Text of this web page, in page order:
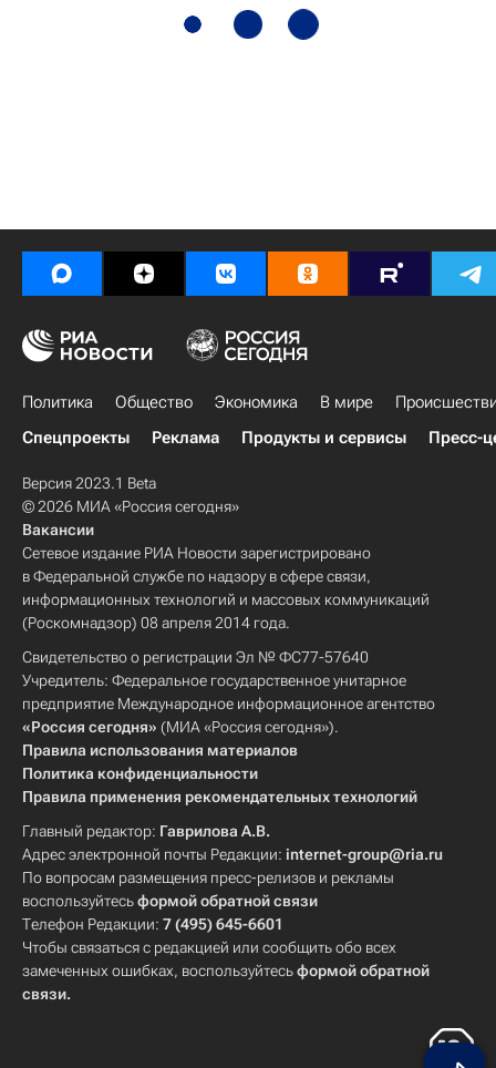
Политика Общество Экономика В мире
Спецпроекты
Реклама Продукты и сервисы Пресс-
Версия 2023.1 Beta
© 2026 МИА «Россия сегодня»
Вакансии
Сетевое издание РИА Новости зарегистрировано
в Федеральной службе по надзору в сфере связи,
информационных технологий и массовых коммуникаций
(Роскомнадзор) 08 апреля 2014 года.
Свидетельство о регистрации Эл № ФС77-57640
Учредитель: Федеральное государственное унитарное
предприятие Международное информационное агентство
«Россия сегодня» (МИА «Россия сегодня»).
Правила использования материалов
Политика конфиденциальности
Правила применения рекомендательных технологий
Главный редактор: Гаврилова А.В.
Адрес электронной почты Редакции: internet-group@ria.ru
По вопросам размещения пресс-релизов и рекламы
воспользуйтесьформой обратной связи
Телефон Редакции: 7 (495) 645-6601
Чтобы связаться с редакцией или сообщить обо всех
замеченных ошибках, воспользуйтесьформой обратной
связи.